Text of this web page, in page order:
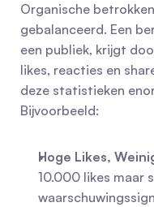
Organische
gebalanceerd. Een
een publiek, krijgt
likes, reacties en
deze statistieken
Bijvoorbeeld:
Hoge Likes,
10.000 likes maar